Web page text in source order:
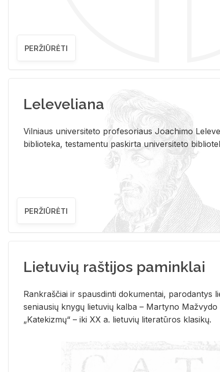
PERŽIŪRĖTI
Leleveliana
Vil­niaus uni­ver­si­te­to pro­fe­so­riaus Jo­a­chi­mo
bi­b­lio­te­ka, te­sta­men­tu pa­skir­ta uni­ver­si­te­to
PERŽIŪRĖTI
Lietuvių raštijos paminklai
Rank­raš­čiai ir spaus­din­ti do­ku­men­tai, pa­ro­dan­tys
se­niau­sių kny­gų lie­tu­vių kal­ba – Mar­ty­no
„Ka­te­kiz­mų“ – iki XX a. lie­tu­vių li­te­ra­tū­ros kla­si­kų.